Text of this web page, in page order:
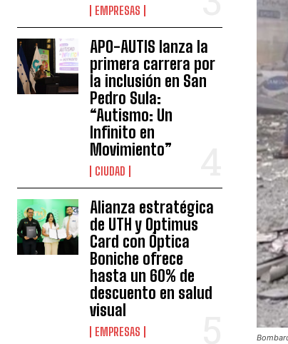
EMPRESAS
APO-AUTIS lanza la
primera carrera por
la inclusión en San
Pedro Sula:
“Autismo: Un
Infinito en
Movimiento”
CIUDAD
Alianza estratégica
de UTH y Optimus
Card con Óptica
Boniche ofrece
hasta un 60% de
descuento en salud
visual
EMPRESAS